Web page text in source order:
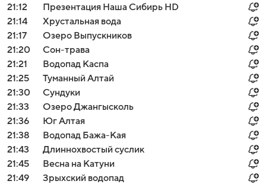
21:12
Презентация Наша Сибирь HD
21:14
Хрустальная вода
21:17
Озеро Выпускников
21:20
Сон-трава
21:21
Водопад Каспа
21:25
Туманный Алтай
21:30
Сундуки
21:33
Озеро Джангысколь
21:36
Юг Алтая
21:38
Водопад Бажа-Кая
21:43
Длиннохвостый суслик
21:45
Весна на Катуни
21:49
Зрыхский водопад